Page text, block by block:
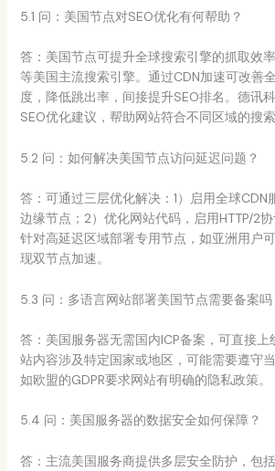
5.1 问：美国节点对SEO优化有何帮助？
答：美国节点可提升全球搜索引擎的抓取效
等美国主流搜索引擎。通过CDN加速可改善
度，降低跳出率，间接提升SEO排名。德讯
SEO优化建议，帮助网站符合不同区域的搜索
5.2 问：如何解决美国节点访问延迟问题？
答：可通过三层优化解决：1）启用全球CDN
边缘节点；2）优化网站代码，启用HTTP/2协
针对高延迟区域部署专用节点，如亚洲用户
现双节点加速。
5.3 问：多语言网站部署美国节点需要备案吗
答：美国服务器无需国内ICP备案，可直接上
站内容涉及特定国家或地区，可能需要遵守
如欧盟的GDPR要求网站有明确的隐私政策。
5.4 问：美国服务器的数据安全如何保障？
答：主流美国服务商提供多层安全防护，包